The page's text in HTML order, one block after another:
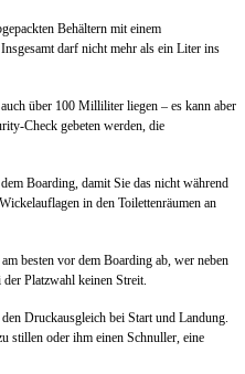
Behältern mit einem
darf nicht mehr als ein Liter ins
über 100 Milliliter liegen – es kann aber
Check gebeten werden, die
Boarding, damit Sie das nicht während
in den Toilettenräumen an
besten vor dem Boarding ab, wer neben
Platzwahl keinen Streit.
Druckausgleich bei Start und Landung.
stillen oder ihm einen Schnuller, eine